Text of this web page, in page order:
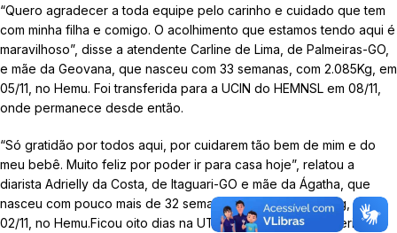
“Quero agradecer a toda equipe pelo carinho e cuidado que tem
com minha filha e comigo. O acolhimento que estamos tendo aqui é
maravilhoso”, disse a atendente Carline de Lima, de Palmeiras-GO,
e mãe da Geovana, que nasceu com 33 semanas, com 2.085Kg, em
05/11, no Hemu. Foi transferida para a UCIN do HEMNSL em 08/11,
onde permanece desde então.
“Só gratidão por todos aqui, por cuidarem tão bem de mim e do
meu bebê. Muito feliz por poder ir para casa hoje”, relatou a
diarista Adrielly da Costa, de Itaguari-GO e mãe da Ágatha, que
nasceu com pouco mais de 32 semanas, pesando 1.900 Kg, em
02/11, no Hemu.Ficou oito dias na UTI Neonatal e foi transferida